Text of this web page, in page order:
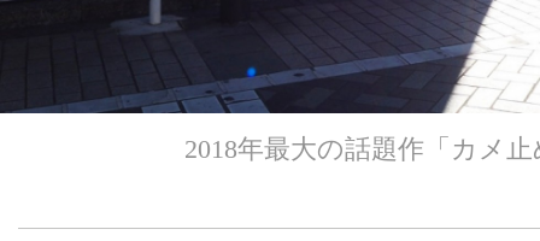
2018年最大の話題作「カメ